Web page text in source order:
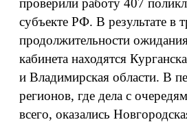
проверили работу 407
субъекте РФ. В результате в
продолжительности
кабинета находятся
и Владимирская области. В
регионов, где дела с
всего, оказались